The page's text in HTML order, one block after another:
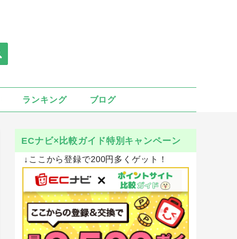
ランキング ブログ
ECナビ×比較ガイド特別キャンペーン
↓ここから登録で200円多くゲット！